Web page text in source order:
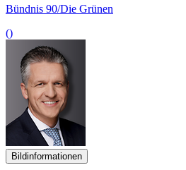
Bündnis 90/Die Grünen
()
Bildinformationen